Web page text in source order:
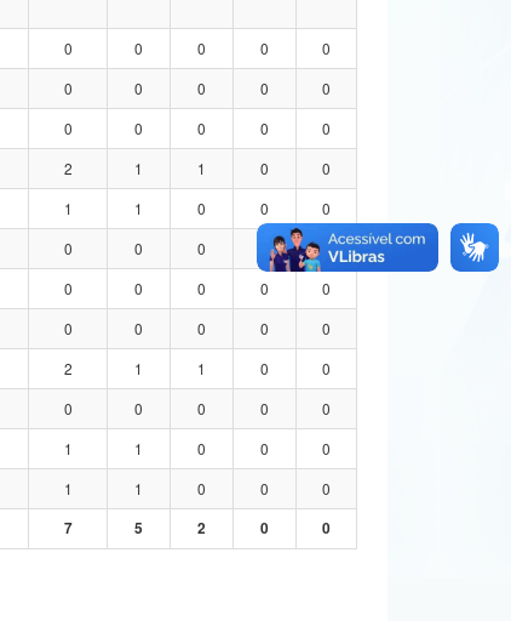
0 0 0 0
0
0 0 0 0
0
0 0 0 0
0
2 1 1 0
0
1 1 0 0
0
0 0 0
0
0 0 0 0
0
0 0 0 0
0
2 1 1 0
0
0 0 0 0
0
1 1 0 0
0
1 1 0 0
0
7 5 2 0 0